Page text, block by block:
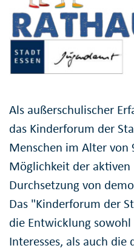
Als außerschulischer
das Kinderforum der
Menschen im Alter von
Möglichkeit der
Durchsetzung von
Das "Kinderforum der
die Entwicklung
Interesses, als auch